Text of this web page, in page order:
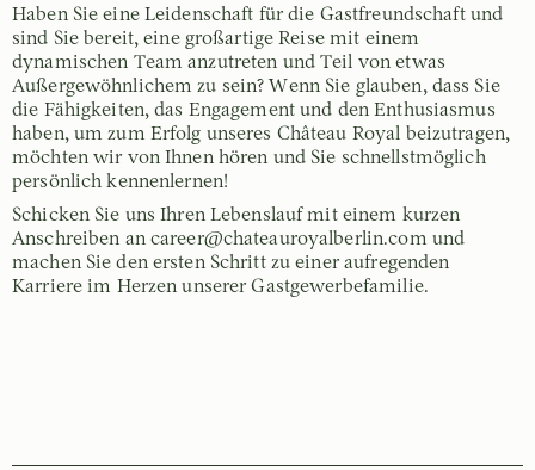
Haben Sie eine Leidenschaft für die Gastfreundschaft und
sind Sie bereit, eine großartige Reise mit einem
dynamischen Team anzutreten und Teil von etwas
Außergewöhnlichem zu sein? Wenn Sie glauben, dass Sie
die Fähigkeiten, das Engagement und den Enthusiasmus
haben, um zum Erfolg unseres Château Royal beizutragen,
möchten wir von Ihnen hören und Sie schnellstmöglich
persönlich kennenlernen!
Schicken Sie uns Ihren Lebenslauf mit einem kurzen
Anschreiben an career@chateauroyalberlin.com und
machen Sie den ersten Schritt zu einer aufregenden
Karriere im Herzen unserer Gastgewerbefamilie.